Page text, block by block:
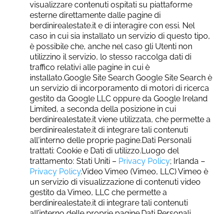
visualizzare contenuti ospitati su piattaforme
esterne direttamente dalle pagine di
berdinirealestate.it e di interagire con essi. Nel
caso in cui sia installato un servizio di questo tipo,
è possibile che, anche nel caso gli Utenti non
utilizzino il servizio, lo stesso raccolga dati di
traffico relativi alle pagine in cui è
installato.Google Site Search Google Site Search è
un servizio di incorporamento di motori di ricerca
gestito da Google LLC oppure da Google Ireland
Limited, a seconda della posizione in cui
berdinirealestate.it viene utilizzata, che permette a
berdinirealestate.it di integrare tali contenuti
all'interno delle proprie pagine.Dati Personali
trattati: Cookie e Dati di utilizzo.Luogo del
trattamento: Stati Uniti – Privacy Policy; Irlanda –
Privacy Policy.Video Vimeo (Vimeo, LLC) Vimeo è
un servizio di visualizzazione di contenuti video
gestito da Vimeo, LLC che permette a
berdinirealestate.it di integrare tali contenuti